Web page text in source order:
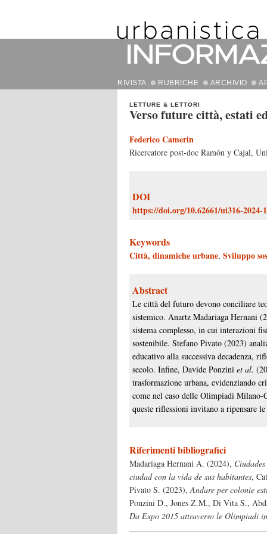
RIVISTA RUBRICHE ARCHIVIO
LETTURE & LETTORI
Verso future città, estati
Federico Camerin
Ricercatore post-doc Ramón y Cajal,
DOI
https://doi.org/10.62661/ui316-2024-
Keywords
Città, dinamiche urbane, Sviluppo
Abstract
Le città del futuro devono conciliare
sistemico. Anartz Madariaga Hernani
sistema complesso, in cui interazioni
sostenibile. Stefano Pivato (2023)
educativo alla successiva decadenza,
secolo. Infine, Davide Ponzini et al.
trasformazione urbana, evidenziando
come nel caso delle Olimpiadi
queste riflessioni invitano a ripensare
Riferimenti bibliografici
Madariaga Hernani A. (2024),
ciudad con la vida de sus habitantes,
Pivato S. (2023), Andare per colonie
Ponzini D., Jones Z.M., Di Vita S.,
Da Expo 2015 attraverso le Olimpiadi